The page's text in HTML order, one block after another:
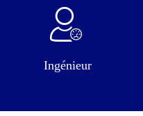
Ingénieur